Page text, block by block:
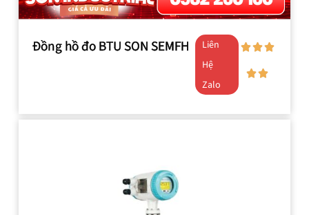
Đồng hồ đo BTU SON SEMFH
Liên
Hệ
Zalo